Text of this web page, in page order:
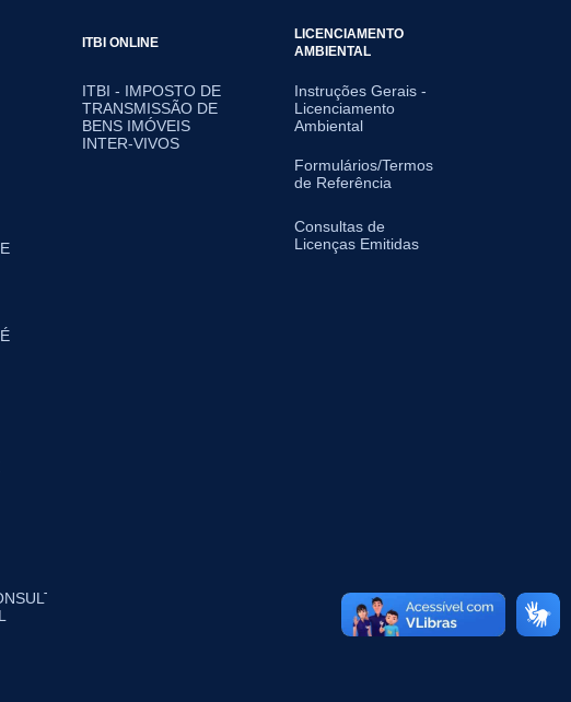
ITBI ONLINE
ITBI - IMPOSTO DE
TRANSMISSÃO DE
BENS IMÓVEIS
INTER-VIVOS
LICENCIAMENTO
AMBIENTAL
Instruções Gerais -
Licenciamento
Ambiental
Formulários/Termos
de Referência
Consultas de
Licenças Emitidas